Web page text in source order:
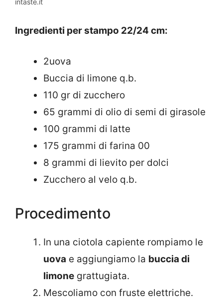
intaste.it
Ingredienti per stampo 22/24 cm:
2uova
Buccia di limone q.b.
110 gr di zucchero
65 grammi di olio di semi di girasole
100 grammi di latte
175 grammi di farina 00
8 grammi di lievito per dolci
Zucchero al velo q.b.
Procedimento
In una ciotola capiente rompiamo le
uova e aggiungiamo la buccia di
limone grattugiata.
Mescoliamo con fruste elettriche.